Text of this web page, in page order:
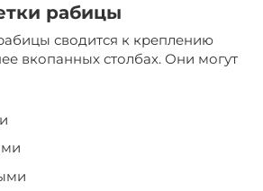
рабицы
сводится к креплению
вкопанных столбах. Они могут